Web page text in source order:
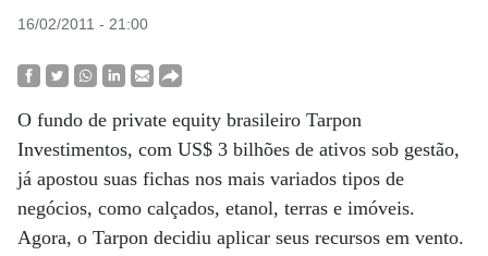
16/02/2011 - 21:00
O fundo de private equity brasileiro Tarpon
Investimentos, com US$ 3 bilhões de ativos sob gestão,
já apostou suas fichas nos mais variados tipos de
negócios, como calçados, etanol, terras e imóveis.
Agora, o Tarpon decidiu aplicar seus recursos em vento.